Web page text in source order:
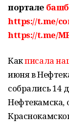
портале
https://t.me/
https://t.me/
Какписала
июня в
собрались 14
Нефтекамска,